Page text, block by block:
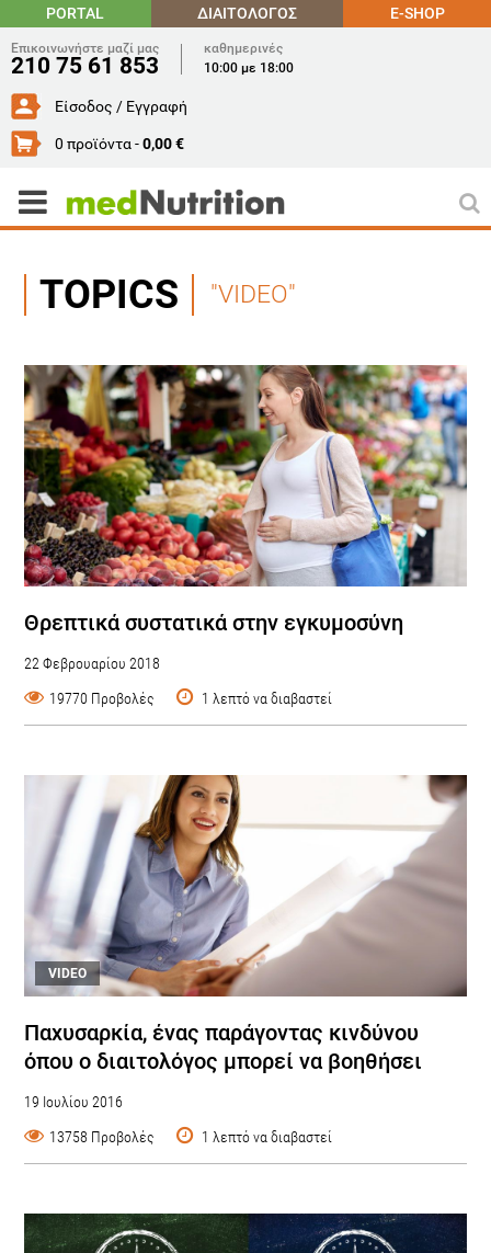
PORTAL ΔΙΑΙΤΟΛΟΓΟΣ E-SHOP
Επικοινωνήστε μαζί μας
210 75 61 853
καθημερινές
10:00 με 18:00
Είσοδος / Εγγραφή
0 προϊόντα -0,00 €
TOPICS "VIDEO"
Θρεπτικά συστατικά στην εγκυμοσύνη
22 Φεβρουαρίου 2018
19770 Προβολές
1 λεπτό να διαβαστεί
VIDEO
Παχυσαρκία, ένας παράγοντας κινδύνου
όπου ο διαιτολόγος μπορεί να βοηθήσει
19 Ιουλίου 2016
13758 Προβολές
1 λεπτό να διαβαστεί